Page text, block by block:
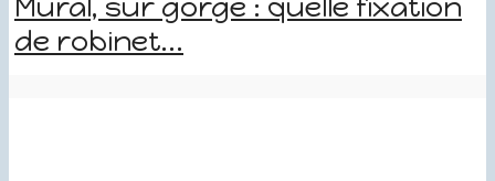
Mural, sur gorge : quelle fixation
de robinet...